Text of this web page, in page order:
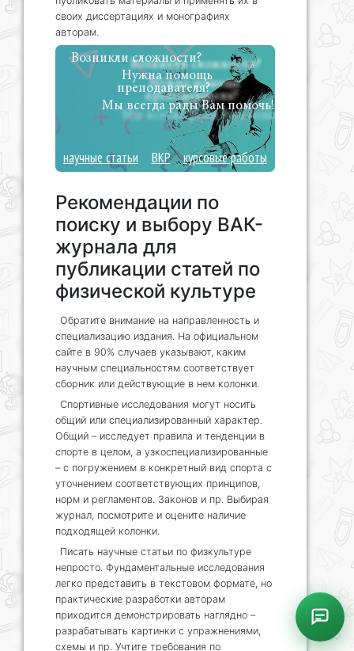
своих диссертациях и монографиях
авторам.
Возникли сложности?
Нужна помощь
преподавателя?
Мы всегда рады Вам помочь!
научные статьи ВКР курсовые работы
Рекомендации по
поиску и выбору ВАК-
журнала для
публикации статей по
физической культуре
Обратите внимание на направленность и
специализацию издания. На официальном
сайте в 90% случаев указывают, каким
научным специальностям соответствует
сборник или действующие в нем колонки.
Спортивные исследования могут носить
общий или специализированный характер.
Общий – исследует правила и тенденции в
спорте в целом, а узкоспециализированные
– с погружением в конкретный вид спорта с
уточнением соответствующих принципов,
норм и регламентов. Законов и пр. Выбирая
журнал, посмотрите и оцените наличие
подходящей колонки.
Писать научные статьи по физкультуре
непросто. Фундаментальные исследования
легко представить в текстовом формате, но
практические разработки авторам
приходится демонстрировать наглядно –
разрабатывать картинки с упражнениями,
схемы и пр. Учтите требования по